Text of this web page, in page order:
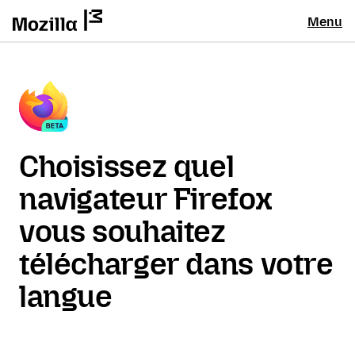
Menu
Choisissez quel
navigateur Firefox
vous souhaitez
télécharger dans votre
langue